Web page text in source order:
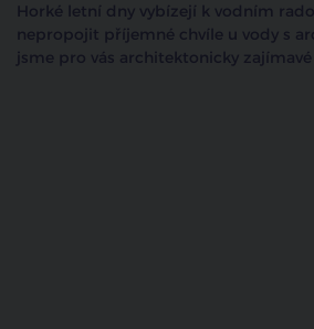
Horké letní dny vybízejí k vodním
nepropojit příjemné chvíle u vody s
jsme pro vás architektonicky